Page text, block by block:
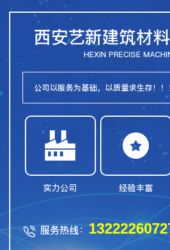
西安艺新建筑材
HEXIN PRECISE
公司以服务为基础，以质量求生存！！！

实力公司

经验丰富
 服务热线：